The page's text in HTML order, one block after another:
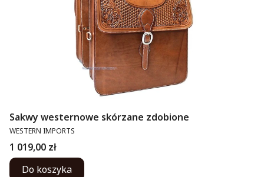
Sakwy westernowe skórzane zdobione
PRODUCENT
WESTERN IMPORTS
Cena
1 019,00 zł
Do koszyka